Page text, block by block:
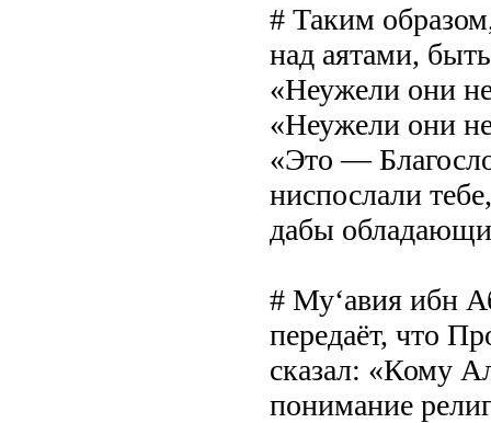
# Таким
над аятами,
«Неужели они
«Неужели они
«Это —
ниспослали
дабы
# Му‘авия ибн
передаёт, что
сказал: «Кому
понимание